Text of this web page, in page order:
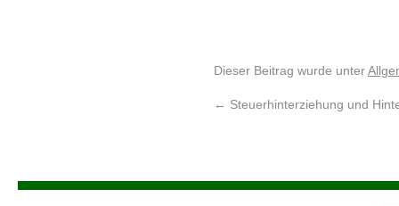
Dieser Beitrag wurde unter
← Steuerhinterziehung und